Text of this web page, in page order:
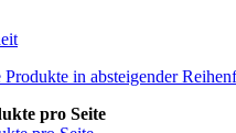
in absteigender
pro Seite